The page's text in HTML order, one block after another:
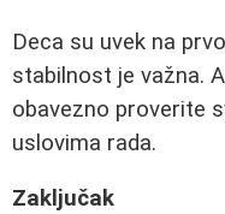
Deca su uvek na
stabilnost je važna.
obavezno proverite
uslovima rada.
Zaključak